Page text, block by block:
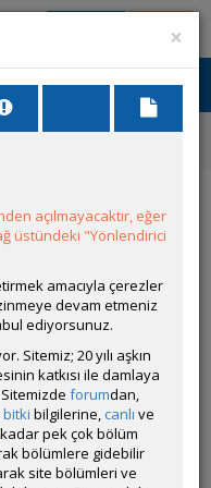
Olası
kurmuştum içinde
bu allahın belası
tek tek öldü ne
×
açılmayacaktır, eğer
üstündeki "Yönlendirici
amacıyla çerezler
devam etmeniz
ediyorsunuz.
Sitemiz; 20 yılı aşkın
katkısı ile damlaya
forumdan,
bitki bilgilerine, canlı ve
kadar pek çok bölüm
bölümlere gidebilir
site bölümleri ve